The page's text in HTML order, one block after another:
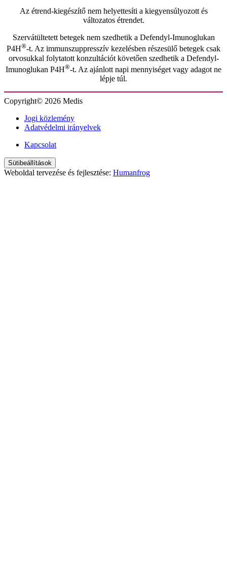
Az étrend-kiegészítő nem helyettesíti a kiegyensúlyozott és
változatos étrendet.
Szervátültetett betegek nem szedhetik a Defendyl-Imunoglukan
P4H®-t. Az immunszuppresszív kezelésben részesülő betegek csak
orvosukkal folytatott konzultációt követően szedhetik a Defendyl-
Imunoglukan P4H®-t. Az ajánlott napi mennyiséget vagy adagot ne
lépje túl.
Copyright© 2026 Medis
Jogi közlemény
Adatvédelmi irányelvek
Kapcsolat
Sütibeállítások
Weboldal tervezése és fejlesztése: Humanfrog